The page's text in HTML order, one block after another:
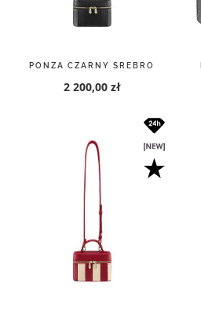
PONZA CZARNY SREBRO
2 200,00 zł